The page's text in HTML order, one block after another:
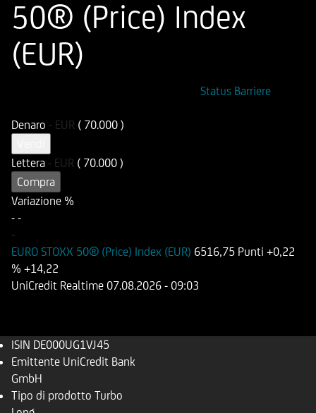
50® (Price) Index
(EUR)
Status Barriere
Denaro - EUR ( 70.000 )
Lettera - EUR ( 70.000 )
Compra
Variazione %
- -
-
EURO STOXX 50® (Price) Index (EUR) 6516,75 Punti +0,22
% +14,22
UniCredit Realtime 07.08.2026 - 09:03
ISIN DE000UG1VJ45
Emittente UniCredit Bank
GmbH
Tipo di prodotto Turbo